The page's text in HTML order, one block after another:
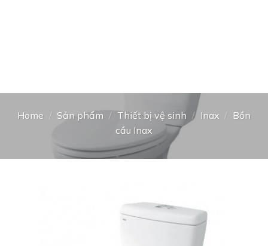
Home / Sản phẩm / Thiết bị vệ sinh / Inax / Bồn
cầu Inax